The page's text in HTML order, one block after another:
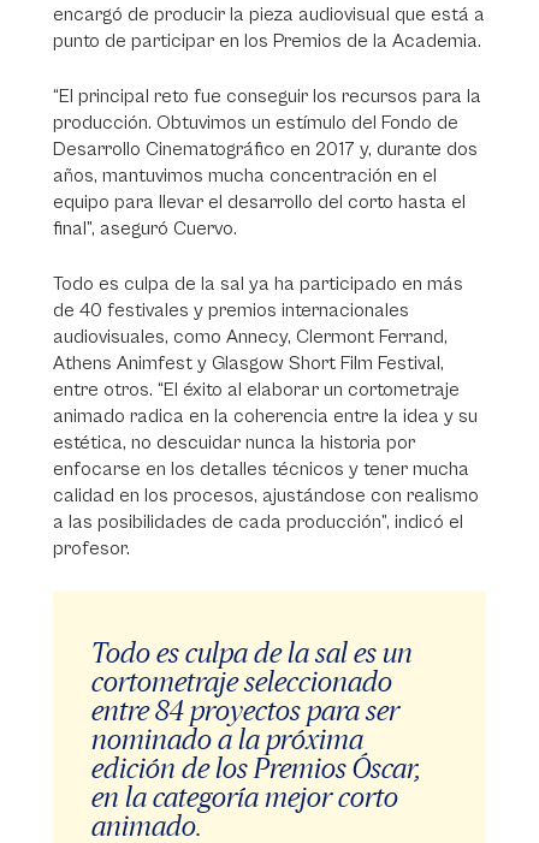
encargó de producir la pieza audiovisual que está a
punto de participar en los Premios de la Academia.
“El principal reto fue conseguir los recursos para la
producción. Obtuvimos un estímulo del Fondo de
Desarrollo Cinematográfico en 2017 y, durante dos
años, mantuvimos mucha concentración en el
equipo para llevar el desarrollo del corto hasta el
final”, aseguró Cuervo.
Todo es culpa de la sal ya ha participado en más
de 40 festivales y premios internacionales
audiovisuales, como Annecy, Clermont Ferrand,
Athens Animfest y Glasgow Short Film Festival,
entre otros. “El éxito al elaborar un cortometraje
animado radica en la coherencia entre la idea y su
estética, no descuidar nunca la historia por
enfocarse en los detalles técnicos y tener mucha
calidad en los procesos, ajustándose con realismo
a las posibilidades de cada producción”, indicó el
profesor.
Todo es culpa de la sal es un
cortometraje seleccionado
entre 84 proyectos para ser
nominado a la próxima
edición de los Premios Óscar,
en la categoría mejor corto
animado.